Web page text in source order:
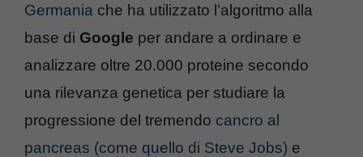
Germania che ha utilizzato l’algoritmo alla
base di Google per andare a ordinare e
analizzare oltre 20.000 proteine secondo
una rilevanza genetica per studiare la
progressione del tremendo cancro al
pancreas (come quello di Steve Jobs) e